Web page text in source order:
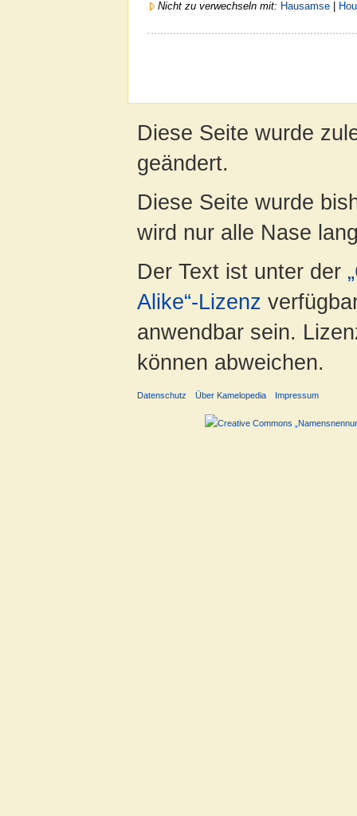
Nicht zu verwechseln mit: Hausamse |
Diese Seite wurde
geändert.
Diese Seite wurde
wird nur alle Nase
Der Text ist unter der
Alike“-Lizenz
anwendbar sein.
können abweichen.
Datenschutz Über Kamelopedia Impressum